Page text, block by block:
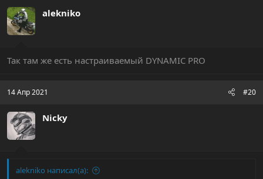
и
:
alekniko
Так там же есть настраиваемый DYNAMIC PRO
14 Апр 2021 #20
Nicky
alekniko написал(а):